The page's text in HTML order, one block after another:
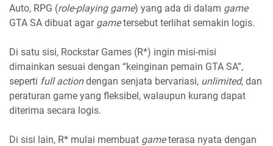
Auto, RPG (role-playing game) yang ada di dalam game
GTA SA dibuat agar gametersebut terlihat semakin logis.
Di satu sisi, Rockstar Games (R*) ingin misi-misi
dimainkan sesuai dengan “keinginan pemain GTA SA”,
seperti full actiondengan senjata bervariasi, unlimited, dan
peraturan game yang fleksibel, walaupun kurang dapat
diterima secara logis.
Di sisi lain, R* mulai membuat gameterasa nyata dengan